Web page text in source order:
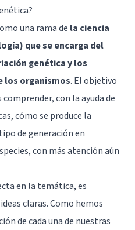
una rama de la ciencia
que se encarga del
genética y los
los organismos. El objetivo
con la ayuda de
cómo se produce la
de generación en
con más atención aún
en la temática, es
claras. Como hemos
de cada una de nuestras